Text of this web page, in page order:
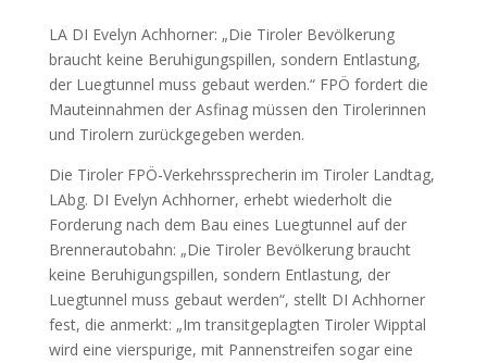
LA DI Evelyn Achhorner: „Die Tiroler Bevölkerung
braucht keine Beruhigungspillen, sondern Entlastung,
der Luegtunnel muss gebaut werden.“ FPÖ fordert die
Mauteinnahmen der Asfinag müssen den Tirolerinnen
und Tirolern zurückgegeben werden.
Die Tiroler FPÖ-Verkehrssprecherin im Tiroler Landtag,
LAbg. DI Evelyn Achhorner, erhebt wiederholt die
Forderung nach dem Bau eines Luegtunnel auf der
Brennerautobahn: „Die Tiroler Bevölkerung braucht
keine Beruhigungspillen, sondern Entlastung, der
Luegtunnel muss gebaut werden“, stellt DI Achhorner
fest, die anmerkt: „Im transitgeplagten Tiroler Wipptal
wird eine vierspurige, mit Pannenstreifen sogar eine